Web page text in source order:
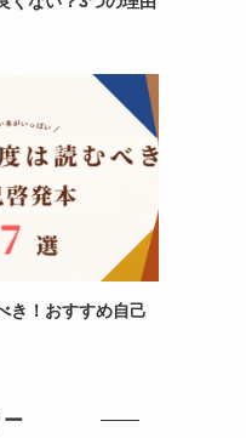
き！おすすめ自己
ー